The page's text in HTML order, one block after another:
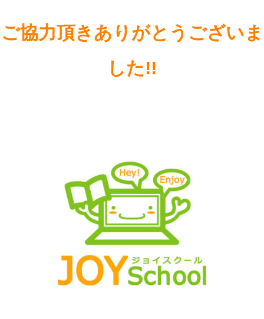
ご協力頂きありがとうございま
した!!